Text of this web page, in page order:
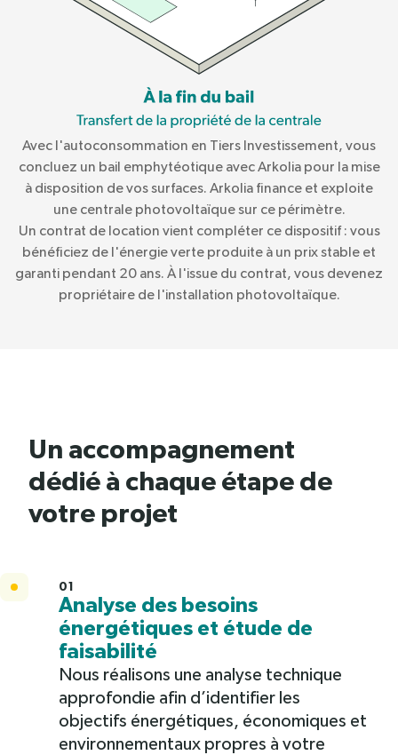
Avec l'autoconsommation en Tiers Investissement, vous
concluez un bail emphytéotique avec Arkolia pour la mise
à disposition de vos surfaces. Arkolia finance et exploite
une centrale photovoltaïque sur ce périmètre.
Un contrat de location vient compléter ce dispositif : vous
bénéficiez de l'énergie verte produite à un prix stable et
garanti pendant 20 ans. À l'issue du contrat, vous devenez
propriétaire de l'installation photovoltaïque.
Un accompagnement
dédié à chaque étape de
votre projet
01
Analyse des besoins
énergétiques et étude de
faisabilité
Nous réalisons une analyse technique
approfondie afin d’identifier les
objectifs énergétiques, économiques et
environnementaux propres à votre